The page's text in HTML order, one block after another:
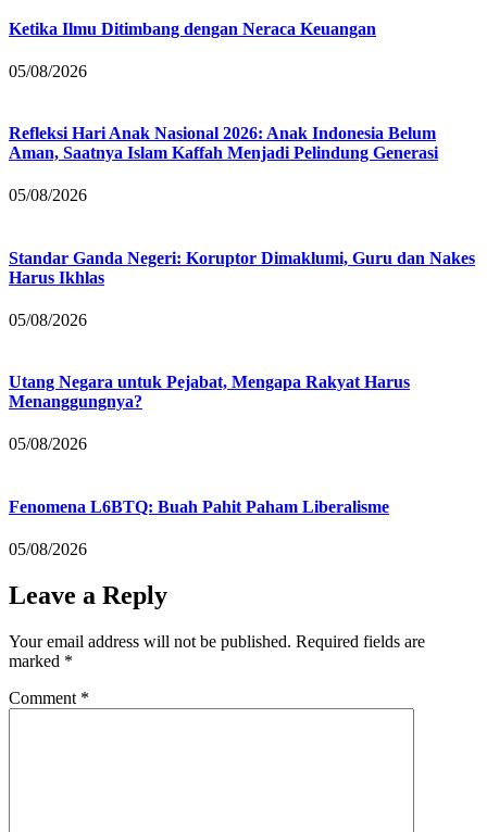
Ketika Ilmu Ditimbang dengan Neraca Keuangan
05/08/2026
Refleksi Hari Anak Nasional 2026: Anak Indonesia Belum
Aman, Saatnya Islam Kaffah Menjadi Pelindung Generasi
05/08/2026
Standar Ganda Negeri: Koruptor Dimaklumi, Guru dan Nakes
Harus Ikhlas
05/08/2026
Utang Negara untuk Pejabat, Mengapa Rakyat Harus
Menanggungnya?
05/08/2026
Fenomena L6BTQ: Buah Pahit Paham Liberalisme
05/08/2026
Leave a Reply
Your email address will not be published. Required fields are
marked *
Comment *